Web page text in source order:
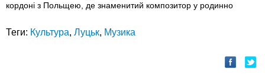
кордоні з Польщею, де знаменитий композитор у родинно
Теги: Культура, Луцьк, Музика